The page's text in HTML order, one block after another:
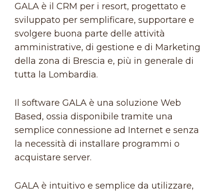
GALA è il CRM per i resort, progettato e
sviluppato per semplificare, supportare e
svolgere buona parte delle attività
amministrative, di gestione e di Marketing
della zona di Brescia e, più in generale di
tutta la Lombardia.
Il software GALA è una soluzione Web
Based, ossia disponibile tramite una
semplice connessione ad Internet e senza
la necessità di installare programmi o
acquistare server.
GALA è intuitivo e semplice da utilizzare,